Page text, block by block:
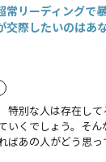
常リーディングで
交際したいのはあ
特別な人は存在し
いくでしょう。そ
ばあの人がどう思